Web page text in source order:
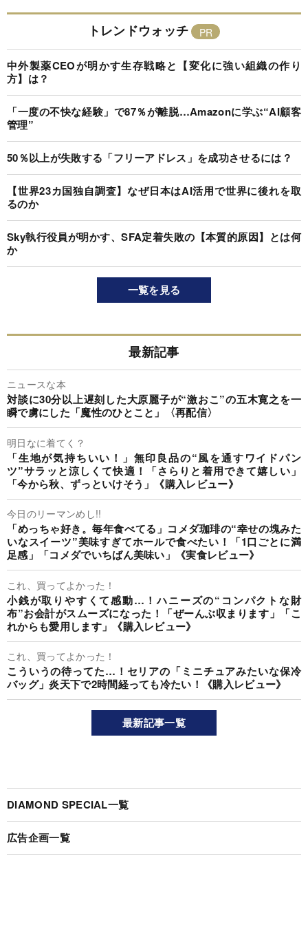
トレンドウォッチ
中外製薬CEOが明かす生存戦略と【変化に強い組織の作り
方】は？
「一度の不快な経験」で87％が離脱…Amazonに学ぶ“AI顧客
管理”
50％以上が失敗する「フリーアドレス」を成功させるには？
【世界23カ国独自調査】なぜ日本はAI活用で世界に後れを取
るのか
Sky執行役員が明かす、SFA定着失敗の【本質的原因】とは何
か
一覧を見る
最新記事
ニュースな本
対談に30分以上遅刻した大原麗子が“激おこ”の五木寛之を一
瞬で虜にした「魔性のひとこと」〈再配信〉
明日なに着てく？
「生地が気持ちいい！」無印良品の“風を通すワイドパン
ツ”サラッと涼しくて快適！「さらりと着用できて嬉しい」
「今から秋、ずっといけそう」《購入レビュー》
今日のリーマンめし!!
「めっちゃ好き。毎年食べてる」コメダ珈琲の“幸せの塊みた
いなスイーツ”美味すぎてホールで食べたい！「1口ごとに満
足感」「コメダでいちばん美味い」《実食レビュー》
これ、買ってよかった！
小銭が取りやすくて感動…！ハニーズの“コンパクトな財
布”お会計がスムーズになった！「ぜーんぶ収まります」「こ
れからも愛用します」《購入レビュー》
これ、買ってよかった！
こういうの待ってた…！セリアの「ミニチュアみたいな保冷
バッグ」炎天下で2時間経っても冷たい！《購入レビュー》
最新記事一覧
DIAMOND SPECIAL一覧
広告企画一覧